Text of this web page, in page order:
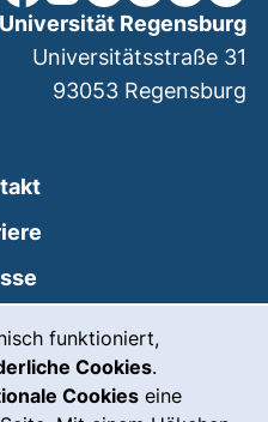
funktioniert,
Cookies.
Cookies eine
Universität Regensburg
Universitätsstraße 31
93053 Regensburg